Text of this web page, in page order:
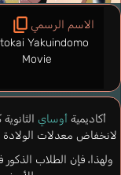
أكاديمية أوساي
لانخفاض معدلات الولادة
ولهذا، فإن الطلاب
الاسم الرسمي
Yakuindomo
Movie